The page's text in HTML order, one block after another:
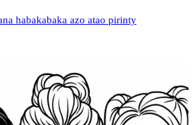
habakabaka azo atao pirinty